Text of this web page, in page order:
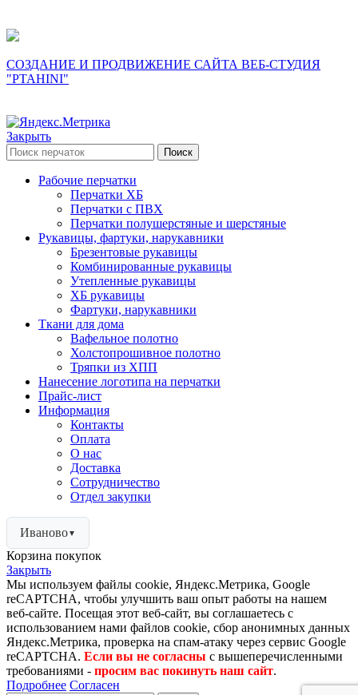
СОЗДАНИЕ И ПРОДВИЖЕНИЕ САЙТА ВЕБ-СТУДИЯ
"PTAHINI"
Закрыть
Поиск
Рабочие перчатки
Перчатки ХБ
Перчатки с ПВХ
Перчатки полушерстяные и шерстяные
Рукавицы, фартуки, нарукавники
Брезентовые рукавицы
Комбинированные рукавицы
Утепленные рукавицы
ХБ рукавицы
Фартуки, нарукавники
Ткани для дома
Вафельное полотно
Холстопрошивное полотно
Тряпки из ХПП
Нанесение логотипа на перчатки
Прайс-лист
Информация
Контакты
Оплата
О нас
Доставка
Сотрудничество
Отдел закупки
Иваново▼
Корзина покупок
Закрыть
Мы используем файлы cookie, Яндекс.Метрика, Google
reCAPTCHA, чтобы улучшить ваш опыт работы на нашем
веб-сайте. Посещая этот веб-сайт, вы соглашаетесь с
использованием нами файлов cookie, сбор анонимных данных
Яндекс.Метрика, проверка на спам-атаку через сервис Google
reCAPTCHA. Если вы не согласны с вышеперечисленными
требованиями - просим вас покинуть наш сайт.
Подробнее Согласен